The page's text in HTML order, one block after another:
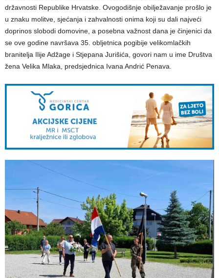
državnosti Republike Hrvatske. Ovogodišnje obilježavanje prošlo je
u znaku molitve, sjećanja i zahvalnosti onima koji su dali najveći
doprinos slobodi domovine, a posebna važnost dana je činjenici da
se ove godine navršava 35. obljetnica pogibije velikomlačkih
branitelja Ilije Adžage i Stjepana Jurišića, govori nam u ime Društva
žena Velika Mlaka, predsjednica Ivana Andrić Penava.